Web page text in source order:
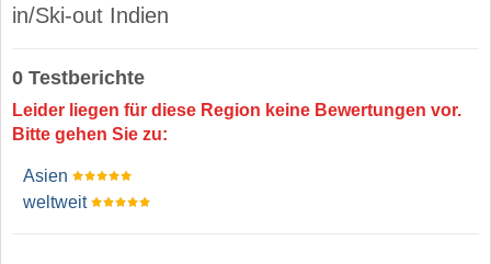
in/Ski-out Indien
0 Testberichte
Leider liegen für diese Region keine Bewertungen vor.
Bitte gehen Sie zu:
Asien
weltweit